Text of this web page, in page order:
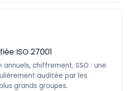
ISO 27001
annuels, chiffrement, SSO : une
auditée par les
grands groupes.